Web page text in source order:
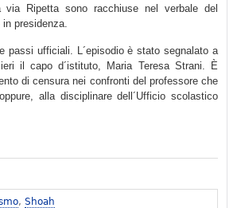
Ripetta sono racchiuse nel verbale del
presidenza.
ufficiali. L´episodio è stato segnalato a
il capo d´istituto, Maria Teresa Strani. È
di censura nei confronti del professore che
alla disciplinare dell´Ufficio scolastico
, Shoah